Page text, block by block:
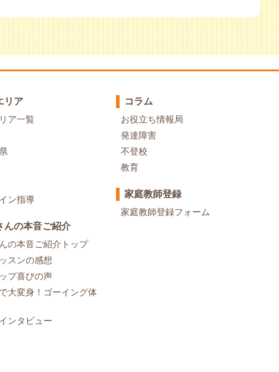
リア
ア一覧
ン指導
んの本音ご紹介
の本音ご紹介トップ
スンの感想
プ喜びの声
大変身！ゴーイング体
ンタビュー
コラム
お役立ち情報局
発達障害
不登校
教育
家庭教師登録
家庭教師登録フォーム